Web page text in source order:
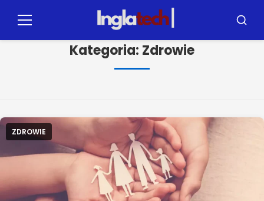
Menu Szukaj
Kategoria: Zdrowie
ZDROWIE